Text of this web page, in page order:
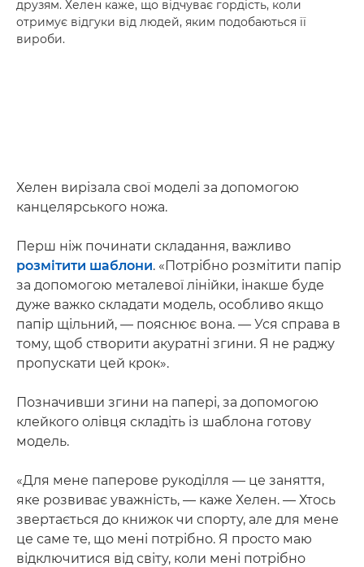
друзям. Хелен каже, що відчуває гордість, коли
отримує відгуки від людей, яким подобаються її
вироби.
Хелен вирізала свої моделі за допомогою
канцелярського ножа.
Перш ніж починати складання, важливо
розмітити шаблони. «Потрібно розмітити папір
за допомогою металевої лінійки, інакше буде
дуже важко складати модель, особливо якщо
папір щільний, — пояснює вона. — Уся справа в
тому, щоб створити акуратні згини. Я не раджу
пропускати цей крок».
Позначивши згини на папері, за допомогою
клейкого олівця складіть із шаблона готову
модель.
«Для мене паперове рукоділля — це заняття,
яке розвиває уважність, — каже Хелен. — Хтось
звертається до книжок чи спорту, але для мене
це саме те, що мені потрібно. Я просто маю
відключитися від світу, коли мені потрібно